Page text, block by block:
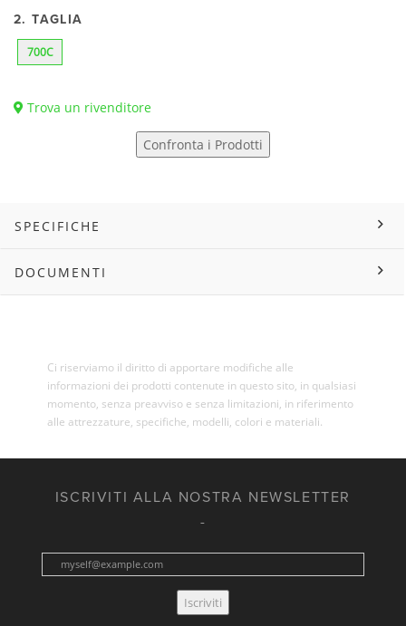
2. TAGLIA
700C
Trova un rivenditore
Confronta i Prodotti
SPECIFICHE
DOCUMENTI
Ci riserviamo il diritto di apportare modifiche alle
informazioni dei prodotti contenute in questo sito, in qualsiasi
momento, senza preavviso e senza limitazioni, in riferimento
alle attrezzature, specifiche, modelli, colori e materiali.
ISCRIVITI ALLA NOSTRA NEWSLETTER
Iscriviti